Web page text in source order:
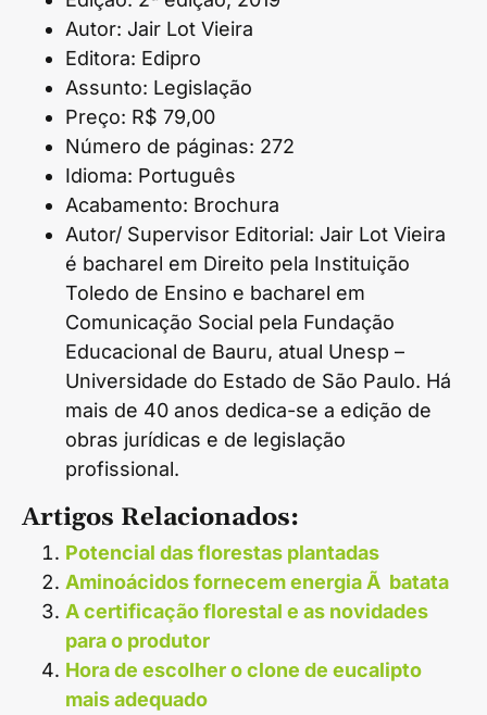
Autor: Jair Lot Vieira
Editora: Edipro
Assunto: Legislação
Preço: R$ 79,00
Número de páginas: 272
Idioma: Português
Acabamento: Brochura
Autor/ Supervisor Editorial: Jair Lot Vieira
é bacharel em Direito pela Instituição
Toledo de Ensino e bacharel em
Comunicação Social pela Fundação
Educacional de Bauru, atual Unesp –
Universidade do Estado de São Paulo. Há
mais de 40 anos dedica-se a edição de
obras jurídicas e de legislação
profissional.
Artigos Relacionados:
Potencial das florestas plantadas
Aminoácidos fornecem energia Ã batata
A certificação florestal e as novidades
para o produtor
Hora de escolher o clone de eucalipto
mais adequado